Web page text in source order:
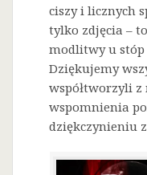
ciszy i licznych
tylko zdjęcia –
modlitwy u stóp
Dziękujemy
współtworzyli
wspomnienia
dziękczynieniu